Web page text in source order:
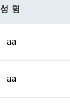
성명
aa
aa